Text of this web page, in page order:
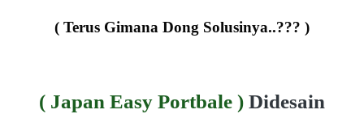
( Terus Gimana Dong Solusinya..??? )
( Japan Easy Portbale ) Didesain